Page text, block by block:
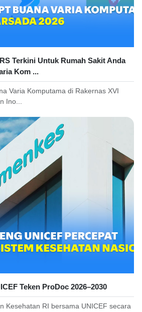
Terkini Untuk Rumah Sakit Anda
Kom ...
Varia Komputama di Rakernas XVI
Ino...
Teken ProDoc 2026–2030
Kesehatan RI bersama UNICEF secara